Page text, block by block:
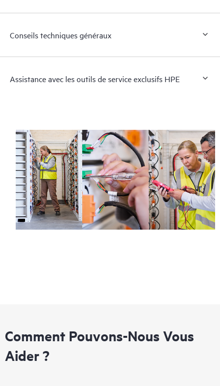
Conseils techniques généraux
Assistance avec les outils de service exclusifs HPE
Comment Pouvons-Nous Vous
Aider ?